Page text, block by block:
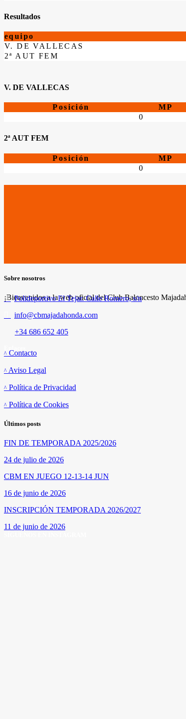
Resultados
equipo
V. DE VALLECAS
2ª AUT FEM
V. DE VALLECAS
Posición MP
0
2ª AUT FEM
Posición MP
0
Sobre nosotros
¡Bienvenidos a la web oficial del Club Baloncesto
Polideportivo El Tejar. Calle Romero, s/n
info@cbmajadahonda.com
+34 686 652 405
Contacto
Aviso Legal
Política de Privacidad
Política de Cookies
Últimos posts
FIN DE TEMPORADA 2025/2026
24 de julio de 2026
CBM EN JUEGO 12-13-14 JUN
16 de junio de 2026
INSCRIPCIÓN TEMPORADA 2026/2027
11 de junio de 2026